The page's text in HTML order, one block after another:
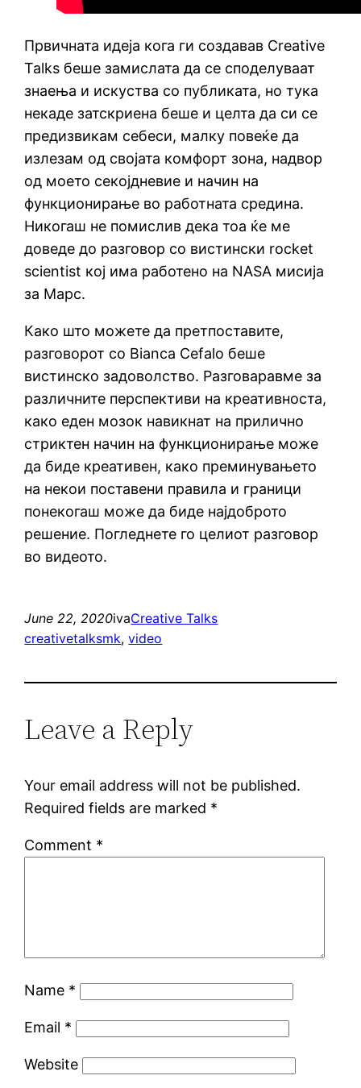
Првичната идеја кога ги создавав Creative
Talks беше замислата да се споделуваат
знаења и искуства со публиката, но тука
некаде затскриена беше и целта да си се
предизвикам себеси, малку повеќе да
излезам од својата комфорт зона, надвор
од моето секојдневие и начин на
функционирање во работната средина.
Никогаш не помислив дека тоа ќе ме
доведе до разговор со вистински rocket
scientist кој има работено на NASA мисија
за Марс.
Како што можете да претпоставите,
разговорот со Bianca Cefalo беше
вистинско задоволство. Разговаравме за
различните перспективи на креативноста,
како еден мозок навикнат на прилично
стриктен начин на функционирање може
да биде креативен, како преминувањето
на некои поставени правила и граници
понекогаш може да биде најдоброто
решение. Погледнете го целиот разговор
во видеото.
June 22, 2020ivaCreative Talks
creativetalksmk, video
Leave a Reply
Your email address will not be published.
Required fields are marked *
Comment *
Name *
Email *
Website